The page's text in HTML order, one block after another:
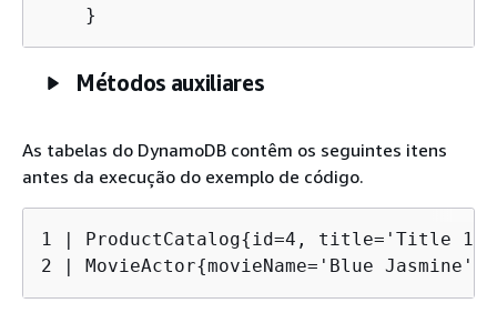
    }
Métodos auxiliares
As tabelas do DynamoDB contêm os seguintes itens
antes da execução do exemplo de código.
1 | ProductCatalog{id=4, title='Title 1',
2 | MovieActor{movieName='Blue